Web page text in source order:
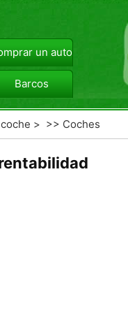
un automóvil
Barcos
coche > >> Coches